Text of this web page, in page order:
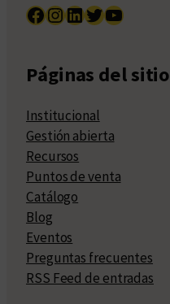
Facebook InstagramLinkedIn Twitter YouTube
Páginas del sitio
Institucional
Gestión abierta
Recursos
Puntos de venta
Catálogo
Blog
Eventos
Preguntas frecuentes
RSS Feed de entradas